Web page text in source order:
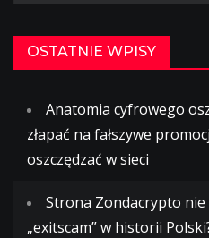
OSTATNIE WPISY
Anatomia cyfrowego
złapać na fałszywe
oszczędzać w sieci
Strona Zondacrypto nie
„exitscam” w historii